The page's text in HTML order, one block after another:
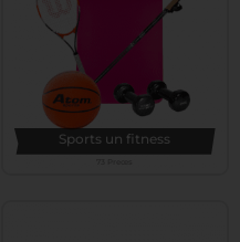
Sports un fitness